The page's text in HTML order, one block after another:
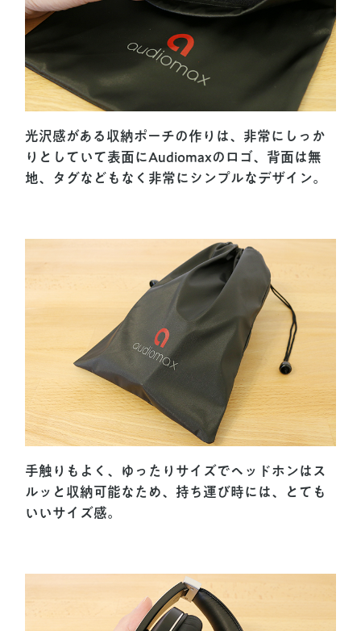
光沢感がある収納ポーチの作りは、非常にしっか
りとしていて表面にAudiomaxのロゴ、背面は無
地、タグなどもなく非常にシンプルなデザイン。
手触りもよく、ゆったりサイズでヘッドホンはス
ルッと収納可能なため、持ち運び時には、とても
いいサイズ感。